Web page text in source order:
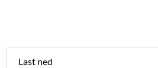
Last ned